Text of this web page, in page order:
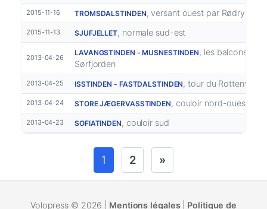
2015-11-16 TROMSDALSTINDEN , versant ouest par Rødryggen
2015-11-13 SJUFJELLET, normale sud-est
2013-04-26
LAVANGSTINDEN - MUSNESTINDEN , les balcons du
Sørfjorden
2013-04-25 ISSTINDEN - FASTDALSTINDEN , tour du
2013-04-24 STORE JÆGERVASSTINDEN , couloir nord-ouest
2013-04-23 SOFIATINDEN , couloir sud
1 2 »
Volopress © 2026 | Mentions légales| Politique de